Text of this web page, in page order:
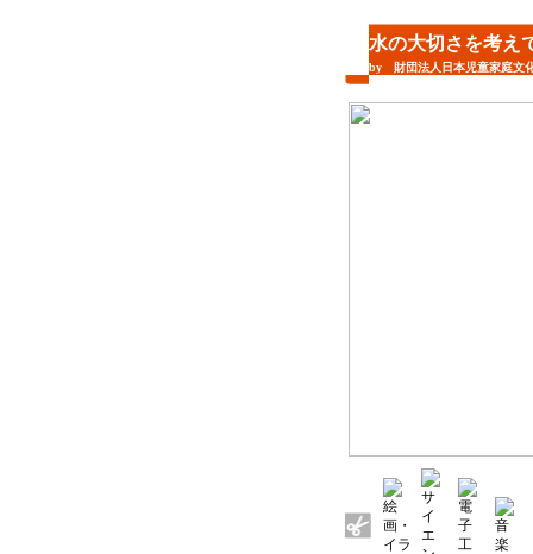
水の大切さを考え
by 財団法人日本児童家庭文